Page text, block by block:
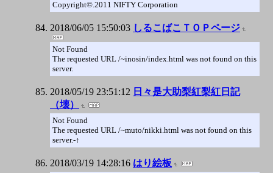
Copyright©.2011 NIFTY Corporation
2018/06/05 15:50:03 しるこばこＴＯＰページ
Not Found
The requested URL /~inosin/index.html was not found on this
server.
2018/05/19 23:51:12 日々是大助梨紅梨紅日記
（壊）
Not Found
The requested URL /~muto/nikki.html was not found on this
server.-↑
2018/03/19 14:28:16 はり絵板